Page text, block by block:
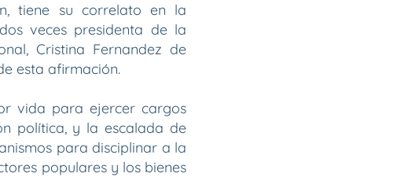
tiene su correlato en la
veces presidenta de la
Cristina Fernandez de
esta afirmación.
vida para ejercer cargos
política, y la escalada de
para disciplinar a la
populares y los bienes